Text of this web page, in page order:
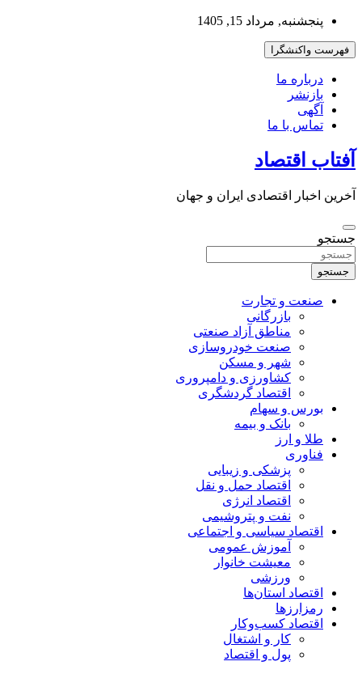
بروید
پنجشنبه, مرداد 15, 1405
فهرست واکنشگرا
درباره ما
بازنشر
آگهی
تماس با ما
آفتاب اقتصاد
آخرین اخبار اقتصادی ایران و جهان
جستجو
جستجو
صنعت و تجارت
بازرگانی
مناطق آزاد صنعتی
صنعت خودروسازی
شهر و مسکن
کشاورزی و دامپروری
اقتصاد گردشگری
بورس و سهام
بانک و بیمه
طلا و ارز
فناوری
پزشکی و زیبایی
اقتصاد حمل و نقل
اقتصاد انرژی
نفت و پتروشیمی
اقتصاد سیاسی و اجتماعی
آموزش عمومی
معیشت خانوار
ورزشی
اقتصاد استان‌ها
رمزارزها
اقتصاد کسب‌و‌کار
کار و اشتغال
پول و اقتصاد